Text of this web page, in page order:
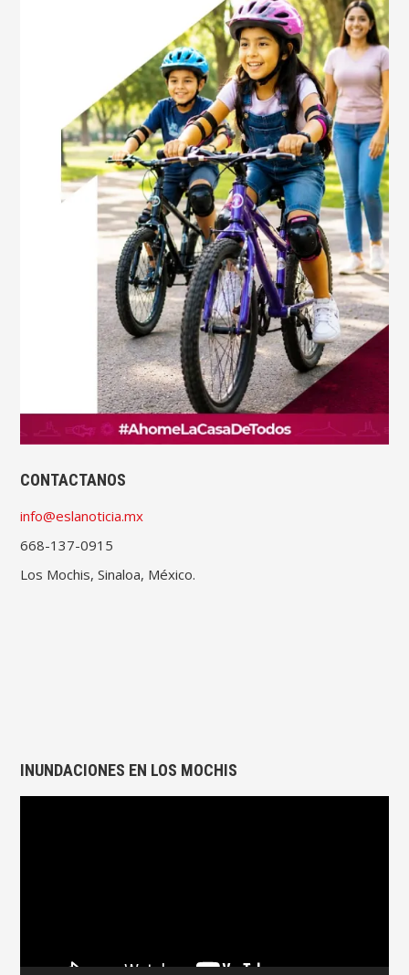
CONTACTANOS
info@eslanoticia.mx
668-137-0915
Los Mochis, Sinaloa, México.
INUNDACIONES EN LOS MOCHIS